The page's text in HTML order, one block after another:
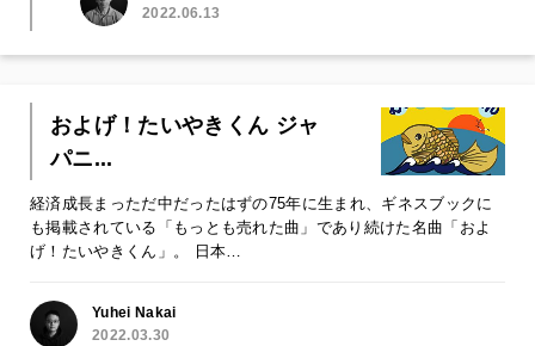
2022.06.13
およげ！たいやきくん ジャ
パニ...
経済成長まっただ中だったはずの75年に生まれ、ギネスブックに
も掲載されている「もっとも売れた曲」であり続けた名曲「およ
げ！たいやきくん」。 日本…
Yuhei Nakai
2022.03.30